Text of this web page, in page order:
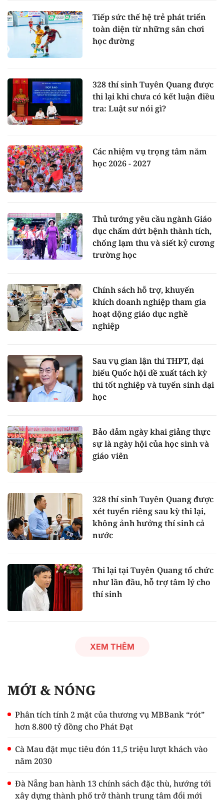
Tiếp sức thế hệ trẻ phát triển
toàn diện từ những sân chơi
học đường
328 thí sinh Tuyên Quang được
thi lại khi chưa có kết luận điều
tra: Luật sư nói gì?
Các nhiệm vụ trọng tâm năm
học 2026 - 2027
Thủ tướng yêu cầu ngành Giáo
dục chấm dứt bệnh thành tích,
chống lạm thu và siết kỷ cương
trường học
Chính sách hỗ trợ, khuyến
khích doanh nghiệp tham gia
hoạt động giáo dục nghề
nghiệp
Sau vụ gian lận thi THPT, đại
biểu Quốc hội đề xuất tách kỳ
thi tốt nghiệp và tuyển sinh đại
học
Bảo đảm ngày khai giảng thực
sự là ngày hội của học sinh và
giáo viên
328 thí sinh Tuyên Quang được
xét tuyển riêng sau kỳ thi lại,
không ảnh hưởng thí sinh cả
nước
Thi lại tại Tuyên Quang tổ chức
như lần đầu, hỗ trợ tâm lý cho
thí sinh
XEM THÊM
MỚI & NÓNG
Phân tích tính 2 mặt của thương vụ MBBank “rót”
hơn 8.800 tỷ đồng cho Phát Đạt
Cà Mau đặt mục tiêu đón 11,5 triệu lượt khách vào
năm 2030
Đà Nẵng ban hành 13 chính sách đặc thù, hướng tới
xây dựng thành phố trở thành trung tâm đổi mới